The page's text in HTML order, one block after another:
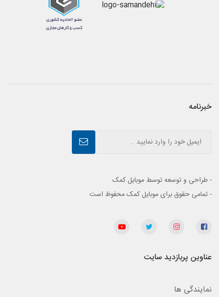
خبرنامه
- طراحی و توسعه توسط موبایل کمک
- تمامی حقوق برای موبایل کمک محفوظ است
عناوین پربازدید سایت
نمایندگی ها